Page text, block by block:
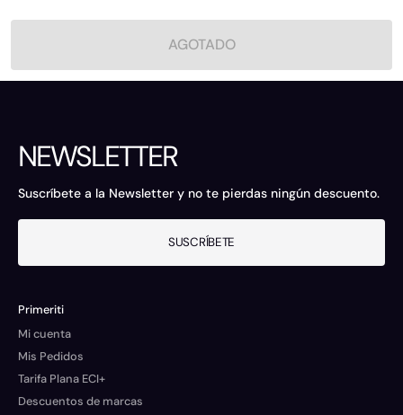
AGOTADO
NEWSLETTER
Suscríbete a la Newsletter y no te pierdas ningún descuento.
SUSCRÍBETE
Primeriti
Mi cuenta
Mis Pedidos
Tarifa Plana ECI+
Descuentos de marcas